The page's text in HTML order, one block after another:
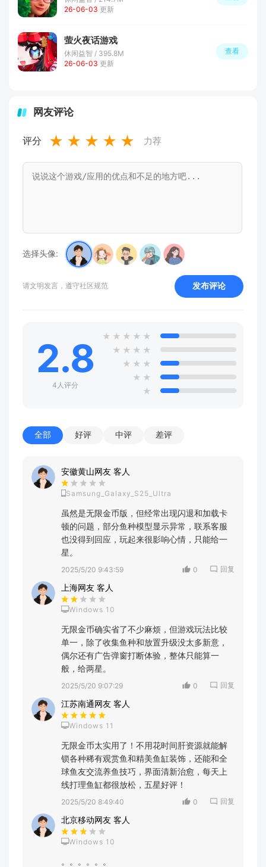
26-06-03 更新
萤火夜话游戏
休闲益智 / 395.8M
26-06-03 更新
查看
网友评论
评分 ★ ★ ★ ★ ★ 力荐
选择头像:
请文明发言，遵守社区规范 发布评论
2.8
4人评分
★ ★ ★ ★ ★
★ ★ ★ ★
★ ★ ★
★ ★
★
全部 好评 中评 差评
安徽黄山网友 客人
Samsung_Galaxy_S25_Ultra
虽然是无限金币版，但经常出现闪退和加载卡
顿的问题，部分鱼种模型显示异常，联系客服
也没得到回应，玩起来很影响心情，只能给一
星。
2025/5/20 9:43:59 0 回复
上海网友 客人
Windows 10
无限金币确实省了不少麻烦，但游戏玩法比较
单一，除了收集鱼种和放置升级没太多新意，
偶尔还有广告弹窗打断体验，整体只能算一
般，给两星。
2025/5/20 9:07:29 0 回复
江苏南通网友 客人
Windows 11
无限金币太实用了！不用花时间肝资源就能解
锁各种稀有观赏鱼和精美鱼缸装饰，还能和全
球鱼友交流养鱼技巧，界面清新治愈，每天上
线打理鱼缸都很放松，五星好评！
2025/5/20 8:49:40 0 回复
北京移动网友 客人
Windows 10
。。。。。。